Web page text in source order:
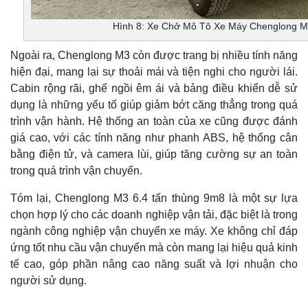
Hình 8: Xe Chở Mô Tô Xe Máy Chenglong
Ngoài ra, Chenglong M3 còn được trang bị nhiều tính năng
hiện đại, mang lại sự thoải mái và tiện nghi cho người lái.
Cabin rộng rãi, ghế ngồi êm ái và bảng điều khiển dễ sử
dụng là những yếu tố giúp giảm bớt căng thẳng trong quá
trình vận hành. Hệ thống an toàn của xe cũng được đánh
giá cao, với các tính năng như phanh ABS, hệ thống cân
bằng điện tử, và camera lùi, giúp tăng cường sự an toàn
trong quá trình vận chuyển.
Tóm lại, Chenglong M3 6.4 tấn thùng 9m8 là một sự lựa
chọn hợp lý cho các doanh nghiệp vận tải, đặc biệt là trong
ngành công nghiệp vận chuyển xe máy. Xe không chỉ đáp
ứng tốt nhu cầu vận chuyển mà còn mang lại hiệu quả kinh
tế cao, góp phần nâng cao năng suất và lợi nhuận cho
người sử dụng.